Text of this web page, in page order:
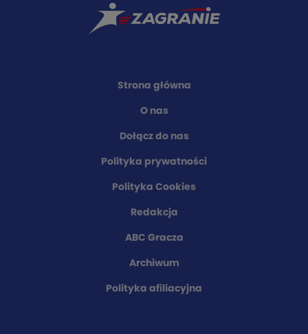
Strona główna
O nas
Dołącz do nas
Polityka prywatności
Polityka Cookies
Redakcja
ABC Gracza
Archiwum
Polityka afiliacyjna